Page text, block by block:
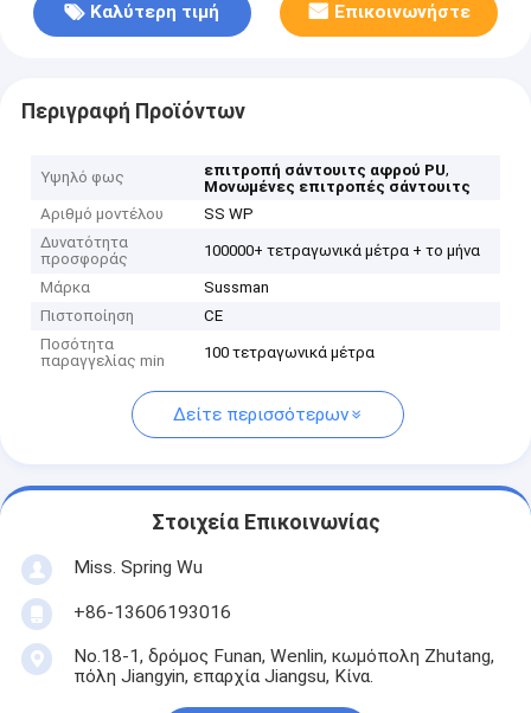
Καλύτερη τιμή Επικοινωνήστε
Περιγραφή Προϊόντων
Υψηλό φως επιτροπή σάντουιτς αφρού PU,
Μονωμένες επιτροπές σάντουιτς
Αριθμό μοντέλου
SS WP
Δυνατότητα
προσφοράς
100000+ τετραγωνικά μέτρα + το μήνα
Μάρκα
Sussman
Πιστοποίηση
CE
Ποσότητα
παραγγελίας min
100 τετραγωνικά μέτρα
Δείτε περισσότερων
Στοιχεία Επικοινωνίας
Miss. Spring Wu
+86-13606193016
No.18-1, δρόμος Funan, Wenlin, κωμόπολη Zhutang,
πόλη Jiangyin, επαρχία Jiangsu, Κίνα.